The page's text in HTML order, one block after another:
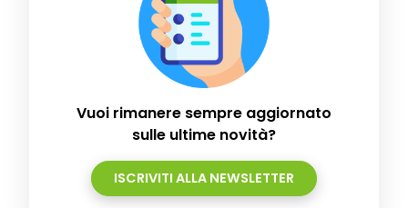
Vuoi rimanere sempre aggiornato
sulle ultime novità?
ISCRIVITI ALLA NEWSLETTER